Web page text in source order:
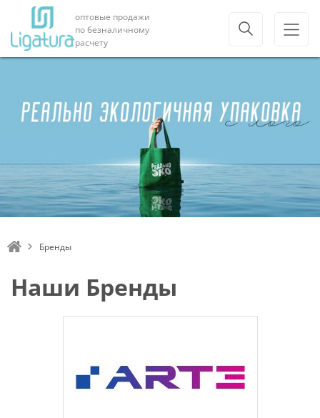
оптовые продажи
по безналичному
расчету
Бренды
Наши Бренды